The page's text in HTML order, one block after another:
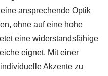
ansprechende Optik
ohne auf eine hohe
eine widerstandsfähige
eignet. Mit einer
Akzente zu